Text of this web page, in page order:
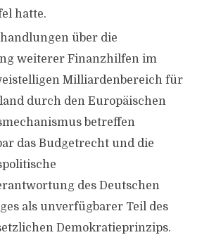
hatte.
über die
weiterer Finanzhilfen im
Milliardenbereich für
durch den Europäischen
betreffen
das Budgetrecht und die
des Deutschen
als unverfügbarer Teil des
Demokratieprinzips.